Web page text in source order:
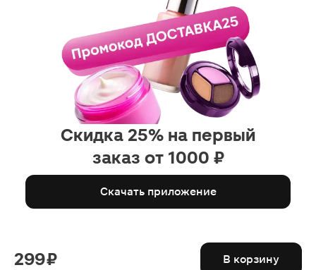
Скидка 25% на первый
заказ от 1000 ₽
Скачать приложение
299 ₽ В корзину